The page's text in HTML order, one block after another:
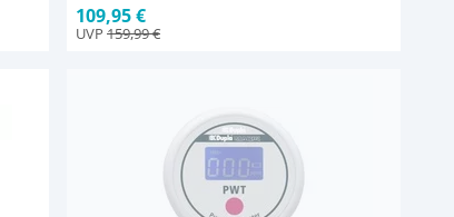
109,95 €
UVP 159,99 €